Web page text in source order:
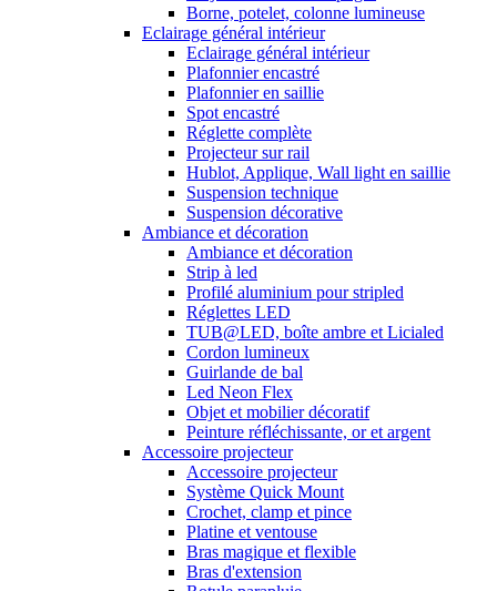
Borne, potelet, colonne lumineuse
Eclairage général intérieur
Eclairage général intérieur
Plafonnier encastré
Plafonnier en saillie
Spot encastré
Réglette complète
Projecteur sur rail
Hublot, Applique, Wall light en saillie
Suspension technique
Suspension décorative
Ambiance et décoration
Ambiance et décoration
Strip à led
Profilé aluminium pour stripled
Réglettes LED
TUB@LED, boîte ambre et Licialed
Cordon lumineux
Guirlande de bal
Led Neon Flex
Objet et mobilier décoratif
Peinture réfléchissante, or et argent
Accessoire projecteur
Accessoire projecteur
Système Quick Mount
Crochet, clamp et pince
Platine et ventouse
Bras magique et flexible
Bras d'extension